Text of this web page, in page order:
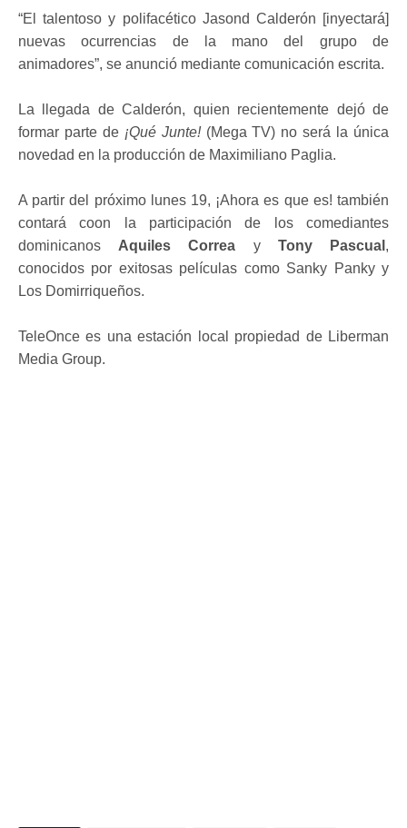
“El talentoso y polifacético Jasond Calderón [inyectará]
nuevas ocurrencias de la mano del grupo de
animadores”, se anunció mediante comunicación escrita.
La llegada de Calderón, quien recientemente dejó de
formar parte de ¡Qué Junte!(Mega TV) no será la única
novedad en la producción de Maximiliano Paglia.
A partir del próximo lunes 19, ¡Ahora es que es! también
contará coon la participación de los comediantes
dominicanos Aquiles Correa y Tony Pascual ,
conocidos por exitosas películas como Sanky Panky y
Los Domirriqueños.
TeleOnce es una estación local propiedad de Liberman
Media Group.